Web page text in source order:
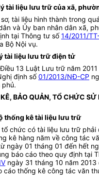
tài liệu lưu trữ của xã,
tài liệu hình thành trong
và Ủy ban nhân dân xã,
tại Thông tư số14/2011/
Bộ Nội vụ.
tài liệu lưu trữ điện tử
13 Luật Lưu trữ năm
định số01/2013/NĐ-CP
phủ.
BẢO QUẢN, TỔ CHỨC SỬ
thống kê tài liệu lưu trữ
tổ chức có tài liệu lưu trữ
kê hàng năm về công tác
ngày 01 tháng 01 đến hết
báo cáo theo quy định tại
ngày 31 tháng 10 năm
cáo thống kê công tác văn